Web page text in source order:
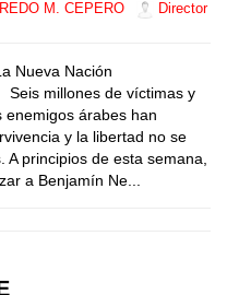
M. CEPERO
Director
Nueva Nación
millones de víctimas y
enemigos árabes han
y la libertad no se
principios de esta semana,
a Benjamín Ne...